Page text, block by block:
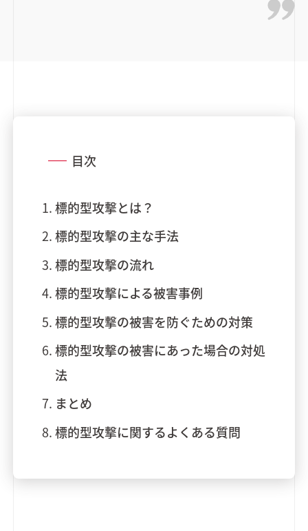
目次
標的型攻撃とは？
標的型攻撃の主な手法
標的型攻撃の流れ
標的型攻撃による被害事例
標的型攻撃の被害を防ぐための対策
標的型攻撃の被害にあった場合の対処
法
まとめ
標的型攻撃に関するよくある質問